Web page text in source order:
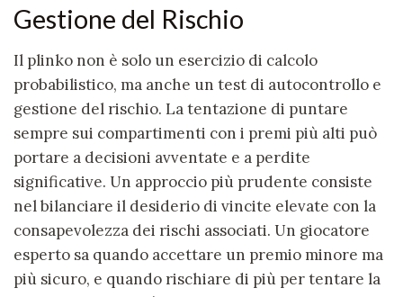
Gestione del Rischio
Il plinko non è solo un esercizio di calcolo
probabilistico, ma anche un test di autocontrollo e
gestione del rischio. La tentazione di puntare
sempre sui compartimenti con i premi più alti può
portare a decisioni avventate e a perdite
significative. Un approccio più prudente consiste
nel bilanciare il desiderio di vincite elevate con la
consapevolezza dei rischi associati. Un giocatore
esperto sa quando accettare un premio minore ma
più sicuro, e quando rischiare di più per tentare la